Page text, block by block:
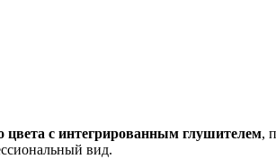
цвета с интегрированным глушителем,
вид.